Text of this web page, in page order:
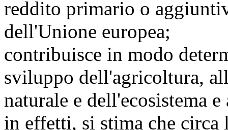
reddito primario o
dell'Unione europea;
contribuisce in modo
sviluppo dell'agricoltura,
naturale e dell'ecosistema
in effetti, si stima che circa